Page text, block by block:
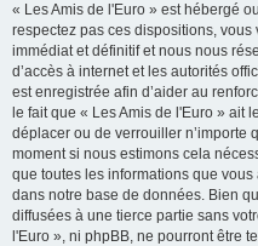
« Les Amis de l'Euro » est hébergé
respectez pas ces dispositions,
immédiat et définitif et nous nous
d’accès à internet et les autorités
est enregistrée afin d’aider au
le fait que « Les Amis de l'Euro » ait
déplacer ou de verrouiller n’importe
moment si nous estimons cela
que toutes les informations que
dans notre base de données. Bien
diffusées à une tierce partie sans
l'Euro », ni phpBB, ne pourront être